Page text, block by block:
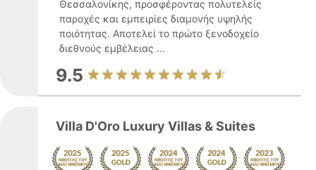
Θεσσαλονίκης, προσφέροντας πολυτελείς
παροχές και εμπειρίες διαμονής υψηλής
ποιότητας. Αποτελεί το πρώτο ξενοδοχείο
διεθνούς εμβέλειας ...
9.5
Villa D'Oro Luxury Villas & Suites